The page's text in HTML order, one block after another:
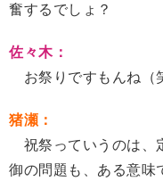
奮するでしょ？
佐々木：
お祭りですもんね（
猪瀬：
祝祭っていうのは、
御の問題も、ある意味